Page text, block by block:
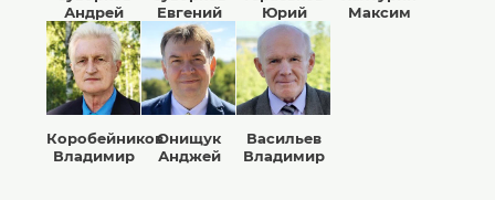
Андрей
Евгений
Юрий
Максим
Коробейников
Владимир
Онищук
Анджей
Васильев
Владимир